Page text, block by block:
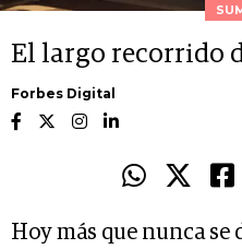
El largo recorrido
Forbes Digital
Hoy más que nunca se